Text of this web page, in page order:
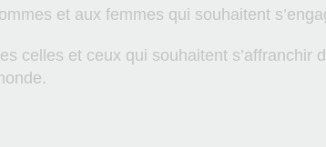
et aux femmes qui souhaitent
celles et ceux qui souhaitent